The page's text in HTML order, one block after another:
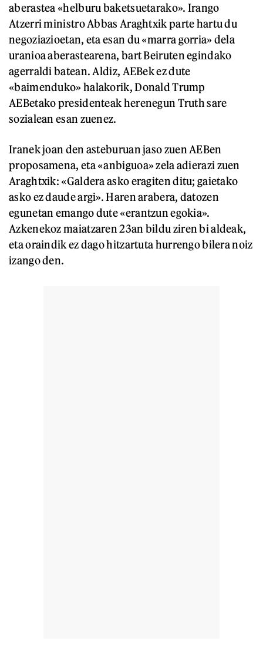
aberastea «helburu baketsuetarako». Irango
Atzerri ministro Abbas Araghtxik parte hartu du
negoziazioetan, eta esan du «marra gorria» dela
uranioa aberastearena, bart Beiruten egindako
agerraldi batean. Aldiz, AEBek ez dute
«baimenduko» halakorik, Donald Trump
AEBetako presidenteak herenegun Truth sare
sozialean esan zuenez.
Iranek joan den asteburuan jaso zuen AEBen
proposamena, eta «anbiguoa» zela adierazi zuen
Araghtxik: «Galdera asko eragiten ditu; gaietako
asko ez daude argi». Haren arabera, datozen
egunetan emango dute «erantzun egokia».
Azkenekoz maiatzaren 23an bildu ziren bi aldeak,
eta oraindik ez dago hitzartuta hurrengo bilera noiz
izango den.